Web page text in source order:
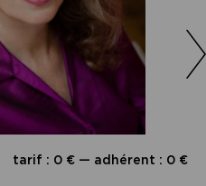
tarif : 0 € — adhérent : 0 €